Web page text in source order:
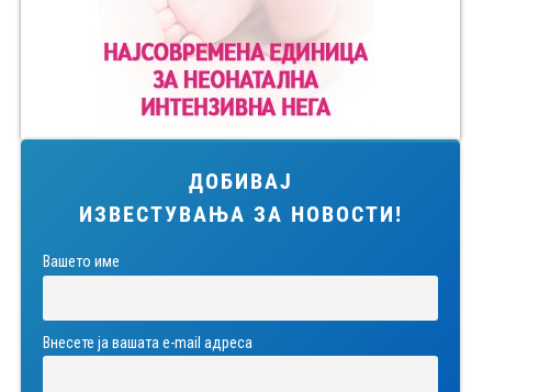
ДОБИВАЈ
ИЗВЕСТУВАЊА ЗА НОВОСТИ!
Вашето име
Внесете ја вашата е-mail адреса